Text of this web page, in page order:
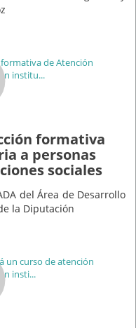
formativa
a personas
sociales
del Área de Desarrollo
la Diputación